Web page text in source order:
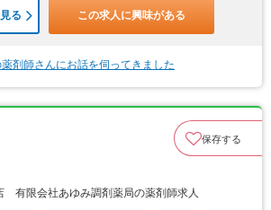
る この求人に興味がある
剤師さんにお話を伺ってきました
保存する
有限会社あゆみ調剤薬局の薬剤師求人